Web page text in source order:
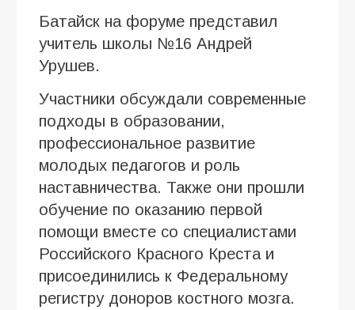
Батайск на форуме представил
учитель школы №16 Андрей
Урушев.
Участники обсуждали современные
подходы в образовании,
профессиональное развитие
молодых педагогов и роль
наставничества. Также они прошли
обучение по оказанию первой
помощи вместе со специалистами
Российского Красного Креста и
присоединились к Федеральному
регистру доноров костного мозга.